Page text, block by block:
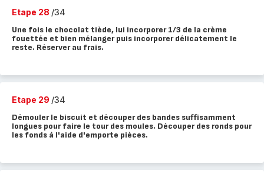
Etape 28 /34
Une fois le chocolat tiède, lui incorporer 1/3 de la crème
fouettée et bien mélanger puis incorporer délicatement le
reste. Réserver au frais.
Etape 29 /34
Démouler le biscuit et découper des bandes suffisamment
longues pour faire le tour des moules. Découper des ronds pour
les fonds à l'aide d'emporte pièces.